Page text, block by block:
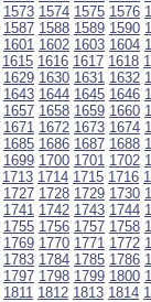
1573 1574 1575 1576
1587 1588 1589 1590
1601 1602 1603 1604
1615 1616 1617 1618
1629 1630 1631 1632
1643 1644 1645 1646
1657 1658 1659 1660
1671 1672 1673 1674
1685 1686 1687 1688
1699 1700 1701 1702
1713 1714 1715 1716
1727 1728 1729 1730
1741 1742 1743 1744
1755 1756 1757 1758
1769 1770 1771 1772
1783 1784 1785 1786
1797 1798 1799 1800
1811 1812 1813 1814